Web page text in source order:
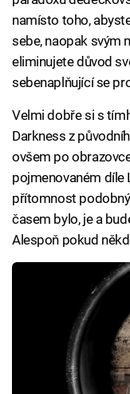
namísto toho,
sebe, naopak svým
eliminujete důvod
sebenaplňující se
Velmi dobře si s
Darkness z
ovšem po
pojmenovaném díle
přítomnost
časem bylo, je a
Alespoň pokud